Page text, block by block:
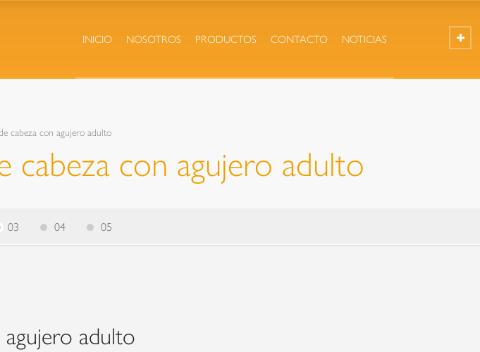
INICIO NOSOTROS PRODUCTOS CONTACTO NOTICIAS
cabeza con agujero adulto
cabeza con agujero adulto
03 04 05
adulto